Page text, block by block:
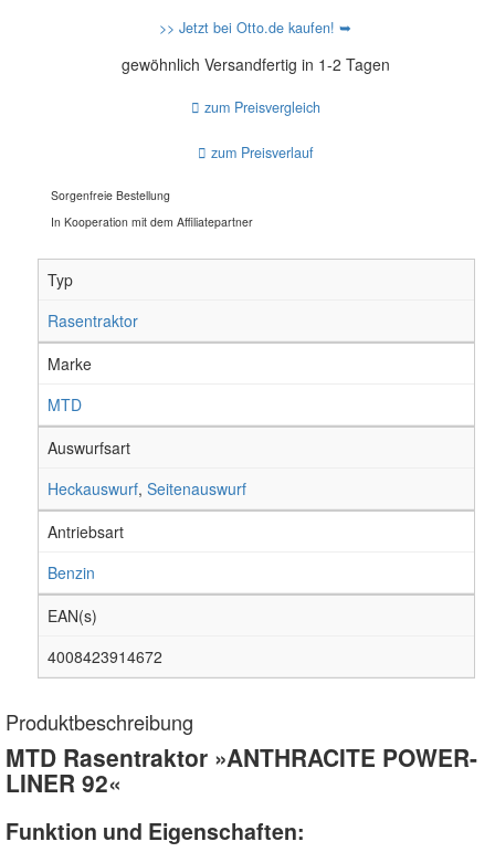
>> Jetzt bei Otto.de kaufen! ➥
gewöhnlich Versandfertig in 1-2 Tagen
zum Preisvergleich
zum Preisverlauf
Sorgenfreie Bestellung
In Kooperation mit dem Affiliatepartner
Typ
Rasentraktor
Marke
MTD
Auswurfsart
Heckauswurf, Seitenauswurf
Antriebsart
Benzin
EAN(s)
4008423914672
Produktbeschreibung
MTD Rasentraktor »ANTHRACITE POWER-
LINER 92«
Funktion und Eigenschaften: